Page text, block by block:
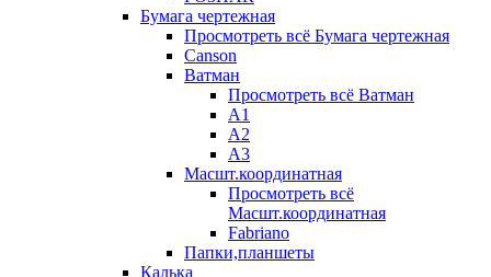
Бумага чертежная
Просмотреть всё Бумага чертежная
Canson
Ватман
Просмотреть всё Ватман
А1
А2
А3
Масшт.координатная
Просмотреть всё
Масшт.координатная
Fabriano
Папки,планшеты
Калька